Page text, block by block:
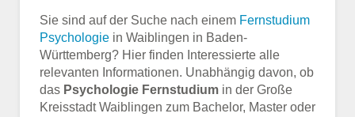
Sie sind auf der Suche nach einem Fernstudium
Psychologie in Waiblingen in Baden-
Württemberg? Hier finden Interessierte alle
relevanten Informationen. Unabhängig davon, ob
das Psychologie Fernstudium in der Große
Kreisstadt Waiblingen zum Bachelor, Master oder